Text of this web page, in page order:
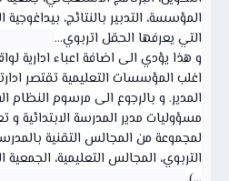
المؤسسة، التدبير بالنتائج،
التي يعرفها الحقل اتربوي...
و هذا يؤدي الى اضافة اعباء ادارية
اغلب المؤسسات التعليمية تقتصر
المدير. و بالرجوع الى مرسوم
مسؤوليات مدير المدرسة الابتدائية و
لمجموعة من المجالس التقنية
التربوي، المجالس التعليمية،